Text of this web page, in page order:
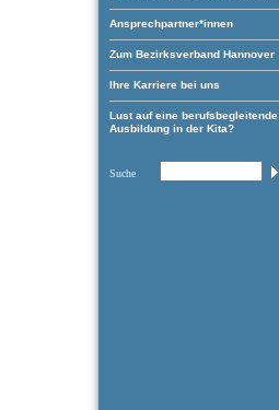
Ansprechpartner*innen
Zum Bezirksverband Hannover
Ihre Karriere bei uns
Lust auf eine berufsbegleitende
Ausbildung in der Kita?
Suche